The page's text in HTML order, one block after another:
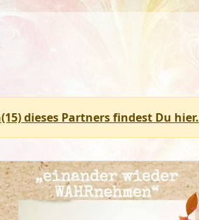
dieses Partners findest Du hier.